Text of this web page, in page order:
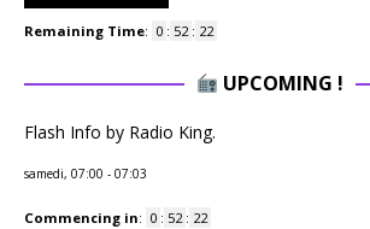
Remaining Time: 0 : 52 : 22
UPCOMING !
Flash Info by Radio King.
samedi, 07:00 - 07:03
Commencing in: 0 : 52 : 22